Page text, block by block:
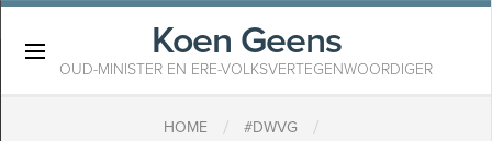
Koen Geens
OUD-MINISTER EN ERE-VOLKSVERTEGENWOORDIGER
HOME / #DWVG /